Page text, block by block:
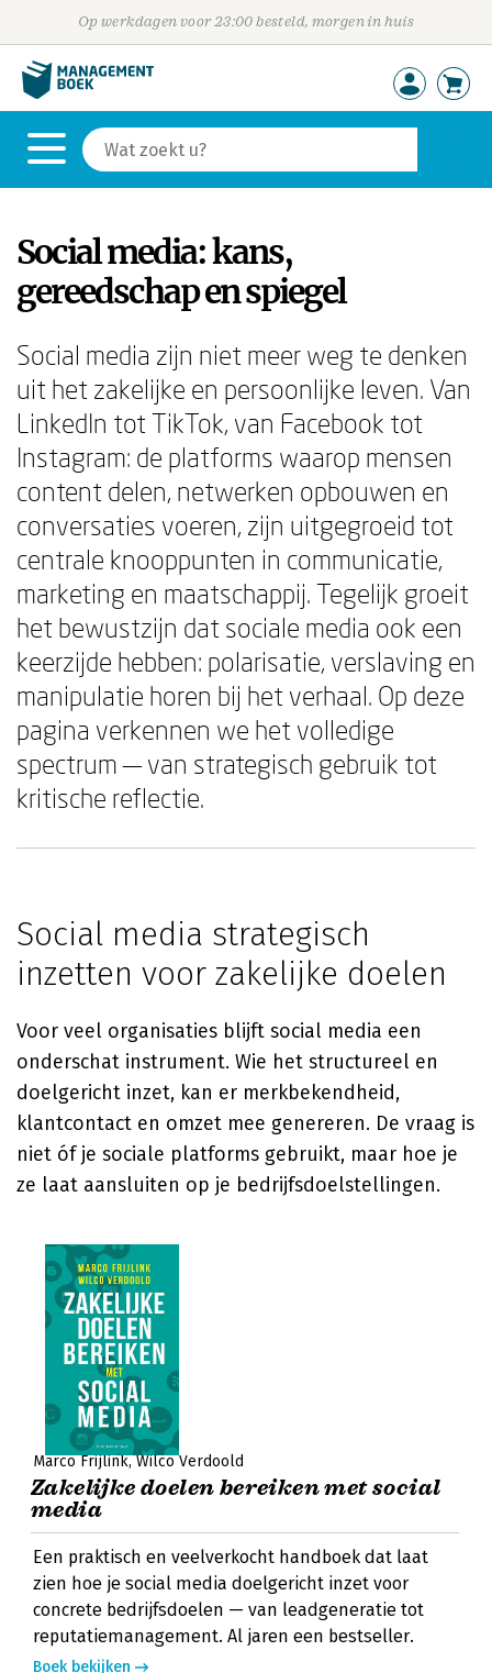
Op werkdagen voor 23:00 besteld, morgen in huis
Social media: kans,
gereedschap en spiegel
Social media zijn niet meer weg te denken
uit het zakelijke en persoonlijke leven. Van
LinkedIn tot TikTok, van Facebook tot
Instagram: de platforms waarop mensen
content delen, netwerken opbouwen en
conversaties voeren, zijn uitgegroeid tot
centrale knooppunten in communicatie,
marketing en maatschappij. Tegelijk groeit
het bewustzijn dat sociale media ook een
keerzijde hebben: polarisatie, verslaving en
manipulatie horen bij het verhaal. Op deze
pagina verkennen we het volledige
spectrum — van strategisch gebruik tot
kritische reflectie.
Social media strategisch
inzetten voor zakelijke doelen
Voor veel organisaties blijft social media een
onderschat instrument. Wie het structureel en
doelgericht inzet, kan er merkbekendheid,
klantcontact en omzet mee genereren. De vraag is
niet óf je sociale platforms gebruikt, maar hoe je
ze laat aansluiten op je bedrijfsdoelstellingen.
Marco Frijlink Wilco Verdoold
Zakelijke doelen bereiken met social
media
Een praktisch en veelverkocht handboek dat laat
zien hoe je social media doelgericht inzet voor
concrete bedrijfsdoelen — van leadgeneratie tot
reputatiemanagement. Al jaren een bestseller.
Boek bekijken